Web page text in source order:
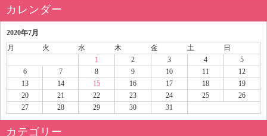
カレンダー
2020年7月
月
火 水 木 金 土
日
1
2 3 4
5
6
7 8 9 10 11
12
13
14 15 16 17 18
19
20
21 22 23 24 25
26
27
28 29 30 31
カテゴリー